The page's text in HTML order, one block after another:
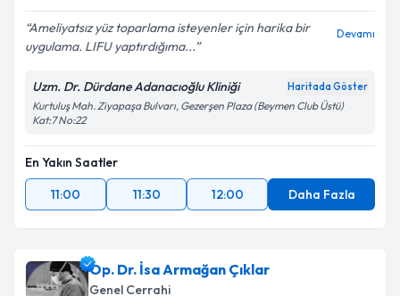
Ameliyatsız yüz toparlama isteyenler için harika bir
uygulama. LIFU yaptırdığıma...
Devamı
Uzm. Dr. Dürdane Adanacıoğlu Kliniği Haritada Göster
Kurtuluş Mah. Ziyapaşa Bulvarı, Gezerşen Plaza (Beymen Club Üstü)
Kat:7 No:22
En Yakın Saatler
11:00
11:30 12:00 Daha Fazla
Op. Dr. İsa Armağan Çıklar
Genel Cerrahi